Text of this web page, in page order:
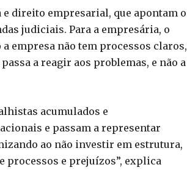
direito empresarial, que apontam o
judiciais. Para a empresária, o
empresa não tem processos claros,
a reagir aos problemas, e não a
acumulados e
e passam a representar
ao não investir em estrutura,
processos e prejuízos”, explica